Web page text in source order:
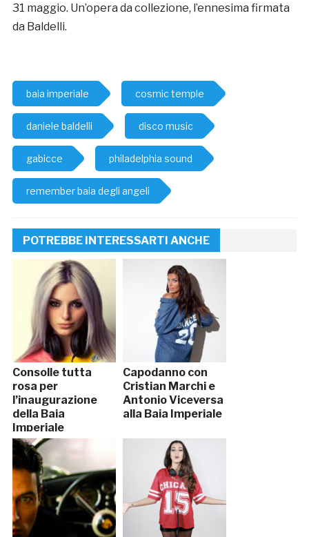
31 maggio. Un’opera da collezione, l’ennesima firmata
da Baldelli.
baia imperiale cosmic temple
daniele baldelli disco music
gabicce philadelphia sound
remember baia degli angeli
POTREBBE INTERESSARTI ANCHE
Consolle tutta
rosa per
l’inaugurazione
della Baia
Imperiale
Capodanno con
Cristian Marchi e
Antonio Viceversa
alla Baia Imperiale